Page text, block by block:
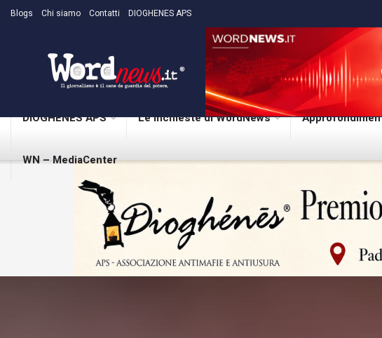
Blogs Chi siamo Contatti DIOGHENES APS
DIOGHENES APS Le inchieste di WordNews
WN – MediaCenter